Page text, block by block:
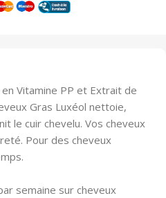
Vitamine PP et Extrait de
Gras Luxéol nettoie,
le cuir chevelu. Vos cheveux
Pour des cheveux
semaine sur cheveux